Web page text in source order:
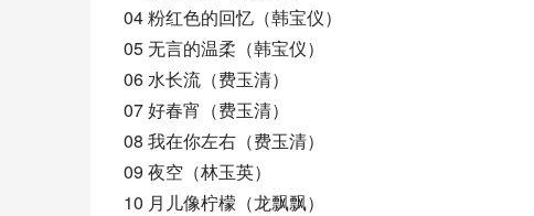
04 粉红色的回忆（韩宝仪）
05 无言的温柔（韩宝仪）
06 水长流（费玉清）
07 好春宵（费玉清）
08 我在你左右（费玉清）
09 夜空（林玉英）
10 月儿像柠檬（龙飘飘）